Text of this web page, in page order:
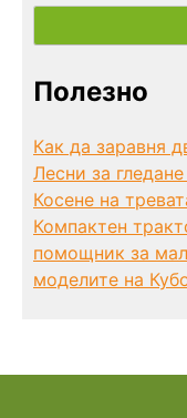
Полезно
Как да заравня
Лесни за
Косене на
Компактен
помощник за
моделите на